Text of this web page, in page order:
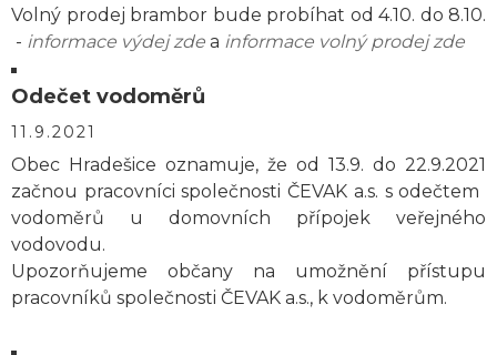
Volný prodej brambor bude probíhat od 4.10. do 8.10.
- informace výdej zde a informace volný prodej zde
Odečet vodoměrů
11.9.2021
Obec Hradešice oznamuje, že od 13.9. do 22.9.2021
začnou pracovníci společnostiČEVAK a.s. s odečtem
vodoměrů u domovních přípojek veřejného
vodovodu.
Upozorňujeme občany na umožnění přístupu
pracovníků společnosti ČEVAK a.s., k vodoměrům.